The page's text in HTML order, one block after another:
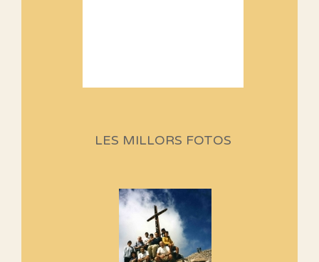
Si no podem caminar, alguna
cosa hem de fer...
Els Centpeus signen el
LES MILLORS FOTOS